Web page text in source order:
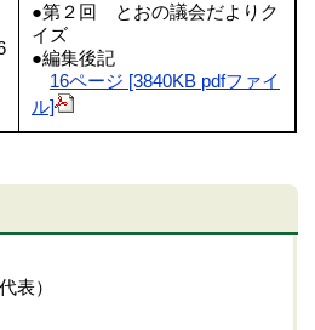
●第２回 とおの議会だよりク
イズ
●編集後記
16ページ [3840KB pdfファイ
ル]
表）